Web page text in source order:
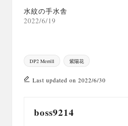
水紋の手水舎
2022/6/19
Tags:
DP2 Merrill 紫陽花
Last updated on 2022/6/30
boss9214